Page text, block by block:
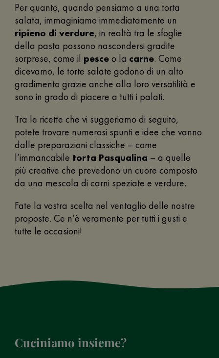
Per quanto, quando pensiamo a una torta
salata, immaginiamo immediatamente un
ripieno di verdure, in realtà tra le sfoglie
della pasta possono nascondersi gradite
sorprese, come il pesceo la carne. Come
dicevamo, le torte salate godono di un alto
gradimento grazie anche alla loro versatilità e
sono in grado di piacere a tutti i palati.
Tra le ricette che vi suggeriamo di seguito,
potete trovare numerosi spunti e idee che vanno
dalle preparazioni classiche – come
l’immancabile torta Pasqualina – a quelle
più creative che prevedono un cuore composto
da una mescola di carni speziate e verdure.
Fate la vostra scelta nel ventaglio delle nostre
proposte. Ce n’è veramente per tutti i gusti e
tutte le occasioni!
Cuciniamo insieme?